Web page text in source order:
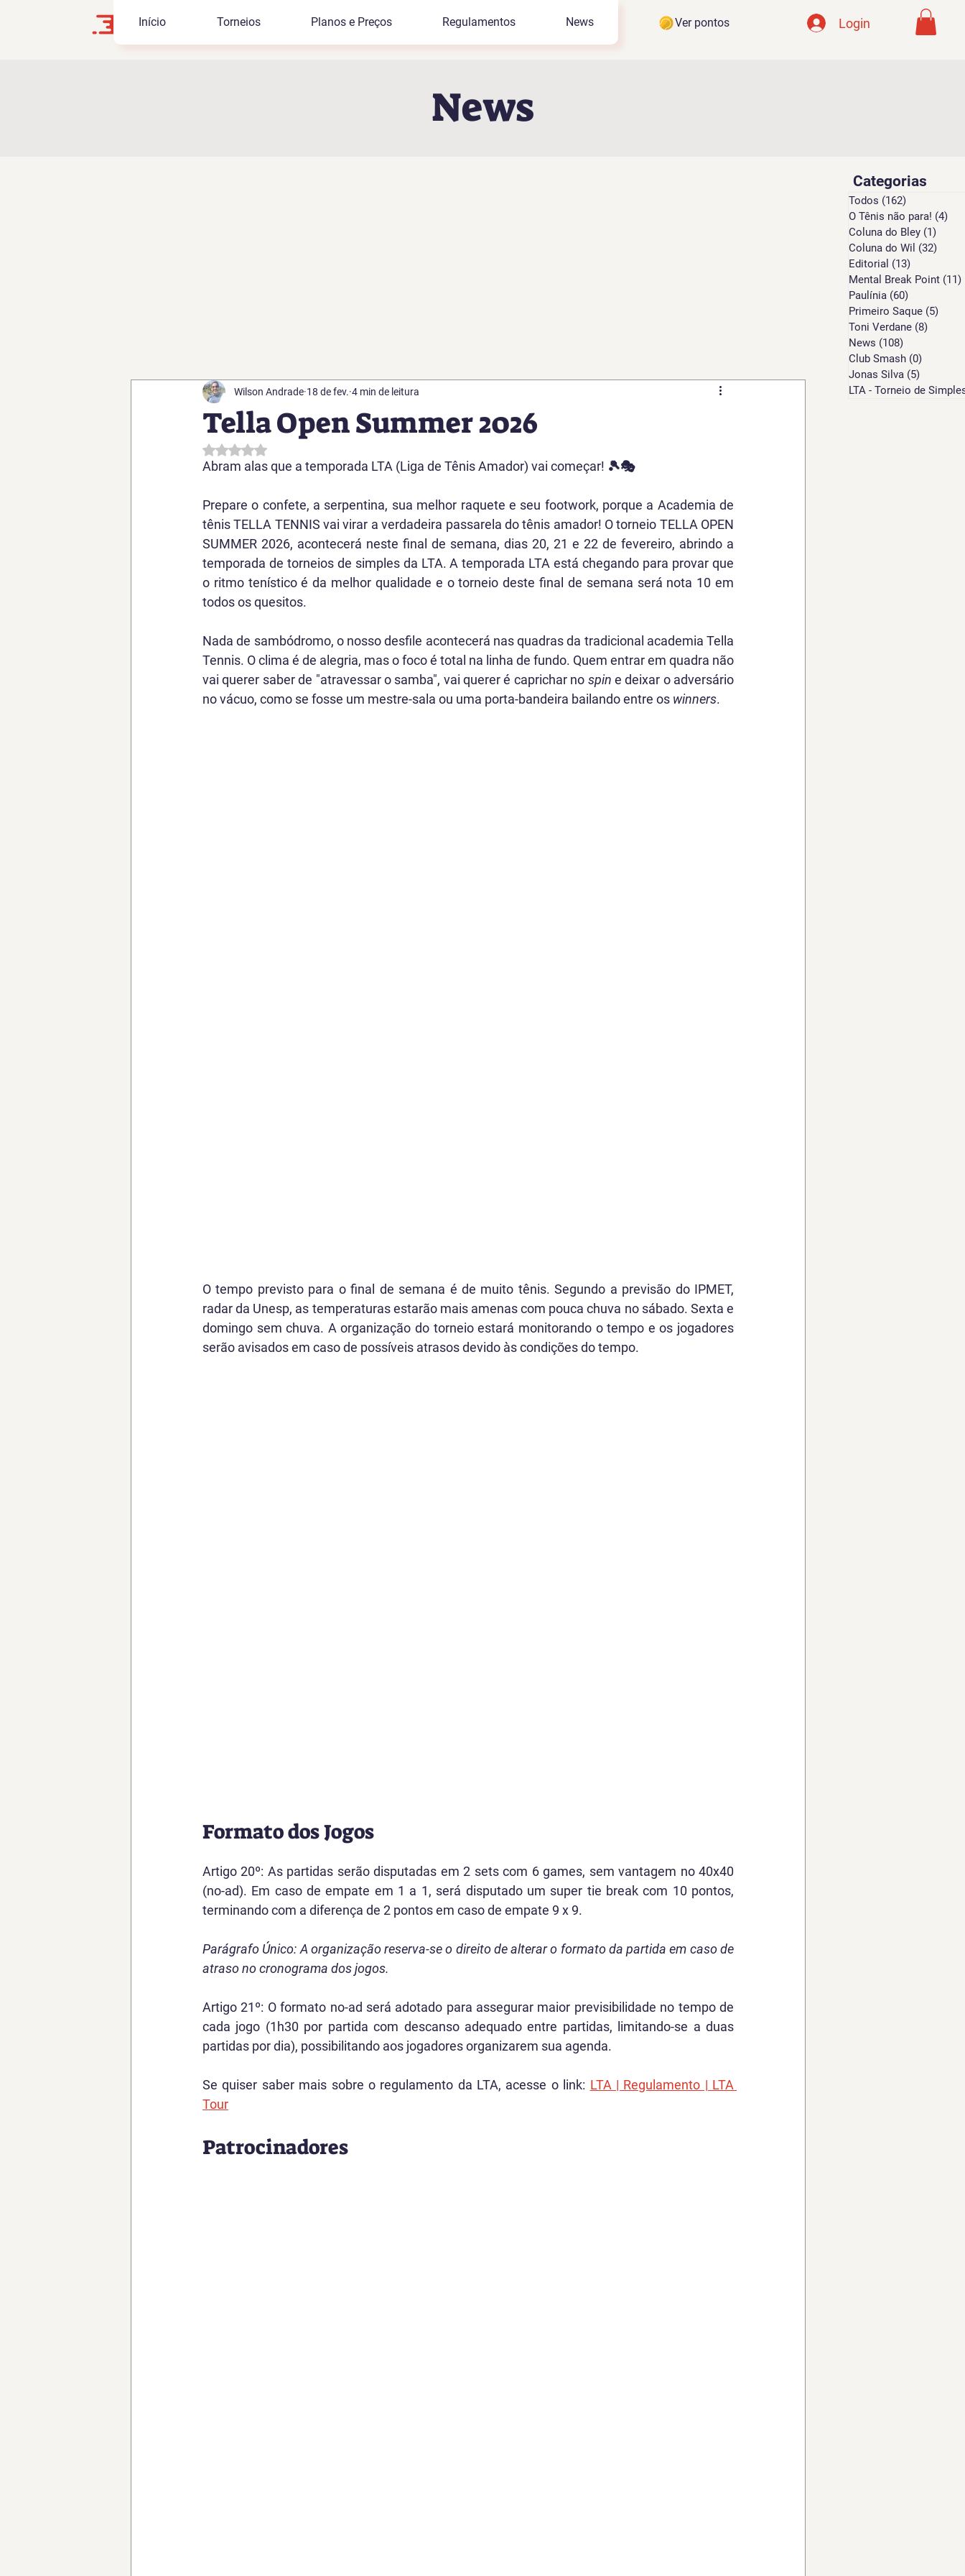
Início Torneios Planos e Preços Regulamentos News Ver pontos Login
News
Tella Open Summer 2026
Wilson Andrade 18 de fev. 4 min de leitura
Avaliado com NaN de 5 estrelas.
Abram alas que a temporada LTA (Liga de Tênis Amador) vai começar! 🎾🎭
Prepare o confete, a serpentina, sua melhor raquete e seu footwork, porque a Academia de
tênis TELLA TENNIS vai virar a verdadeira passarela do tênis amador! O torneio TELLA OPEN
SUMMER 2026, acontecerá neste final de semana, dias 20, 21 e 22 de fevereiro, abrindo a
temporada de torneios de simples da LTA. A temporada LTA está chegando para provar que
o ritmo tenístico é da melhor qualidade e o torneio deste final de semana será nota 10 em
todos os quesitos.
Nada de sambódromo, o nosso desfile acontecerá nas quadras da tradicional academia Tella
Tennis. O clima é de alegria, mas o foco é total na linha de fundo. Quem entrar em quadra não
vai querer saber de "atravessar o samba", vai querer é caprichar no spin e deixar o adversário
no vácuo, como se fosse um mestre-sala ou uma porta-bandeira bailando entre os winners.
O tempo previsto para o final de semana é de muito tênis. Segundo a previsão do IPMET,
radar da Unesp, as temperaturas estarão mais amenas com pouca chuva no sábado. Sexta e
domingo sem chuva. A organização do torneio estará monitorando o tempo e os jogadores
serão avisados em caso de possíveis atrasos devido às condições do tempo.
Formato dos Jogos
Artigo 20º: As partidas serão disputadas em 2 sets com 6 games, sem vantagem no 40x40
(no-ad). Em caso de empate em 1 a 1, será disputado um super tie break com 10 pontos,
terminando com a diferença de 2 pontos em caso de empate 9 x 9.
Parágrafo Único: A organização reserva-se o direito de alterar o formato da partida em caso de
atraso no cronograma dos jogos.
Artigo 21º: O formato no-ad será adotado para assegurar maior previsibilidade no tempo de
cada jogo (1h30 por partida com descanso adequado entre partidas, limitando-se a duas
partidas por dia), possibilitando aos jogadores organizarem sua agenda.
Se quiser saber mais sobre o regulamento da LTA, acesse o link: LTA | Regulamento | LTA
Tour
Patrocinadores
Categorias
Todos (162)
O Tênis não para! (4)
Coluna do Bley (1)
Coluna do Wil (32)
Editorial (13)
Mental Break Point (11)
Paulínia (60)
Primeiro Saque (5)
Toni Verdane (8)
News (108)
Club Smash (0)
Jonas Silva (5)
LTA - Torneio de